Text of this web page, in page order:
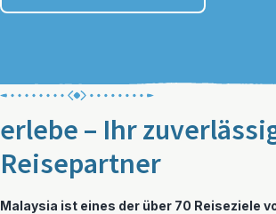
erlebe – Ihr
Reisepartner
Malaysia ist eines der über 70 Reiseziele